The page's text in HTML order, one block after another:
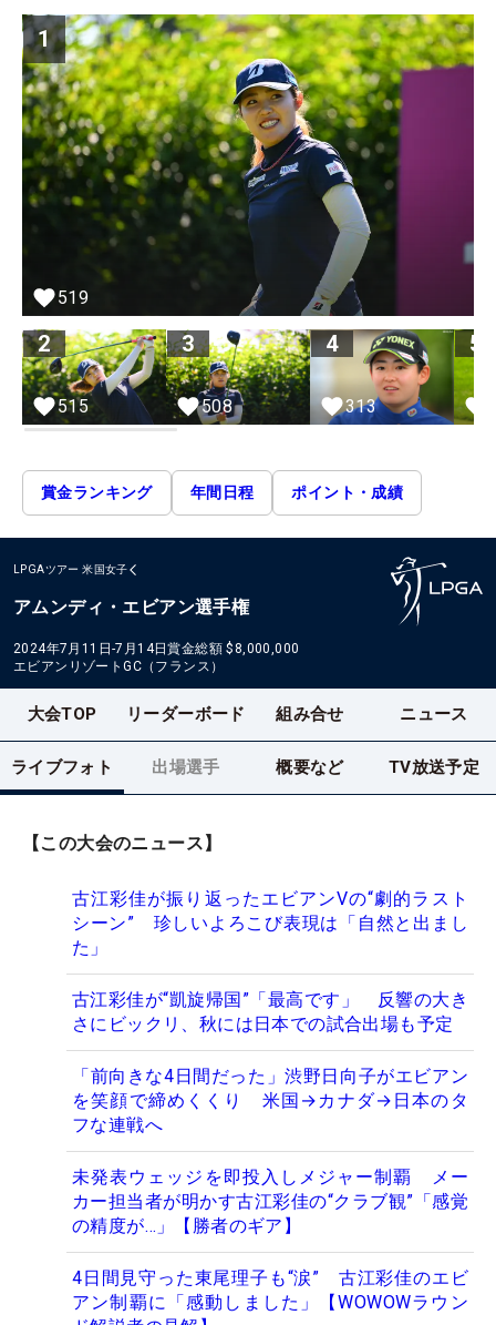
1
519
2
515
3
508
4
313
5
賞金ランキング 年間日程 ポイント・成績
LPGAツアー 米国女子
アムンディ・エビアン選手権
2024年7月11日-7月14日賞金総額 $8,000,000
エビアンリゾートGC（フランス）
大会TOP リーダーボード 組み合せ ニュース
ライブフォト 出場選手 概要など TV放送予定
【この大会のニュース】
古江彩佳が振り返ったエビアンVの“劇的ラスト
シーン” 珍しいよろこび表現は「自然と出まし
た」
古江彩佳が“凱旋帰国”「最高です」 反響の大き
さにビックリ、秋には日本での試合出場も予定
「前向きな4日間だった」渋野日向子がエビアン
を笑顔で締めくくり 米国→カナダ→日本のタ
フな連戦へ
未発表ウェッジを即投入しメジャー制覇 メー
カー担当者が明かす古江彩佳の“クラブ観”「感覚
の精度が…」【勝者のギア】
4日間見守った東尾理子も“涙” 古江彩佳のエビ
アン制覇に「感動しました」【WOWOWラウン